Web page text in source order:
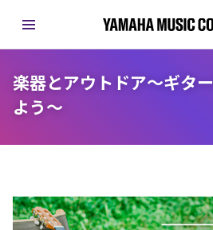
楽器とアウトドア〜ギタ
よう〜